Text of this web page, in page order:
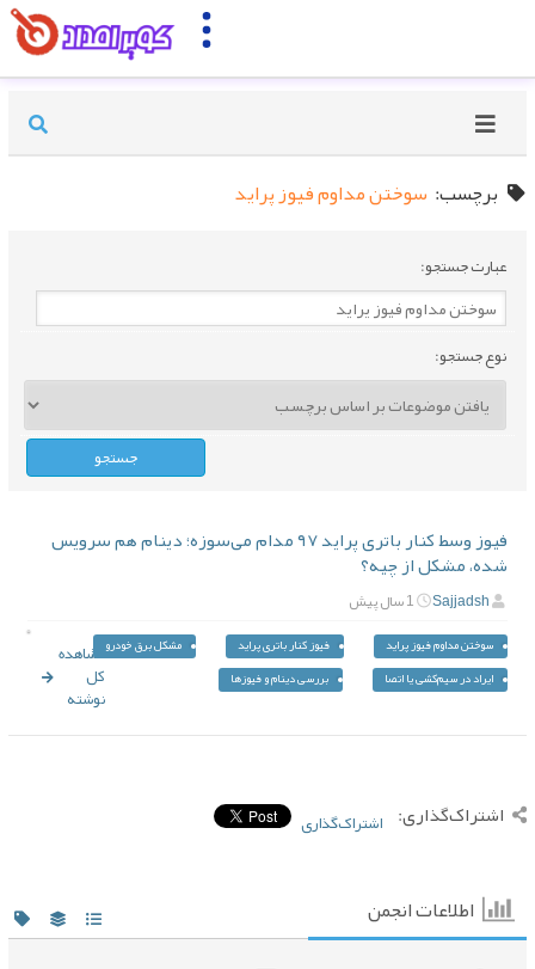
برچسب:سوختن مداوم فیوز پراید
عبارت جستجو:
نوع جستجو:
فیوز وسط کنار باتری پراید ۹۷ مدام می‌سوزه؛ دینام هم سرویس
شده، مشکل از چیه؟
Sajjadsh 1 سال پیش
سوختن مداوم فیوز پراید فیوز کنار باتری پراید
مشکل برق خودرو
ایراد در سیم‌کشی یا اتصا
بررسی دینام و فیوزها
مشاهده
نوشته
اشتراک‌گذاری: اشتراک‌گذاری
اطلاعات انجمن